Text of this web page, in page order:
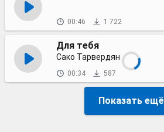
00:46 1 722
Для тебя
Сако Тарвердян
00:34 587
Показать ещё